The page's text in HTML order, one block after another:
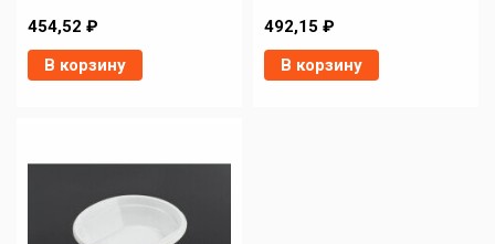
454,52 ₽
В корзину
492,15 ₽
В корзину